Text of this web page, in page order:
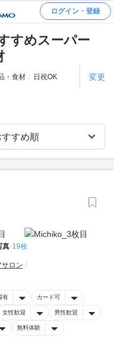
ログイン・登録
すめスーパー
・食材 日祝OK 変更
真 19枚
ロン
有 カード可
女性歓迎 男性歓迎
無料体験